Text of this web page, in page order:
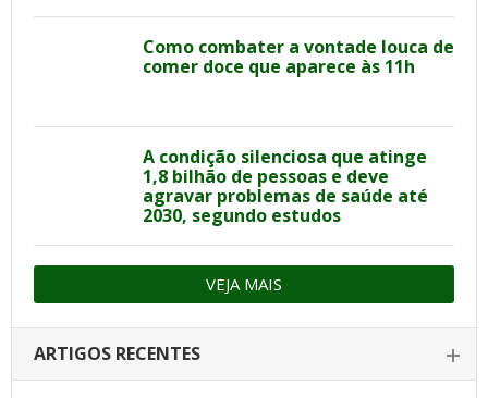
Como combater a vontade louca de
comer doce que aparece às 11h
A condição silenciosa que atinge
1,8 bilhão de pessoas e deve
agravar problemas de saúde até
2030, segundo estudos
VEJA MAIS
ARTIGOS RECENTES